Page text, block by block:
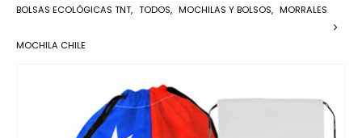
BOLSAS ECOLÓGICAS TNT, TODOS, MOCHILAS Y BOLSOS, MORRALES
MOCHILA CHILE